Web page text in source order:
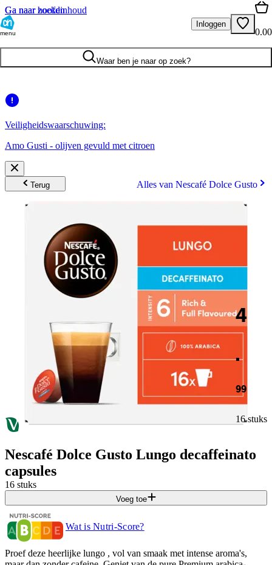
Ga naar hoofdinhoud
Ga naar zoeken
menu
Inloggen
0.00
Waar ben je naar op zoek?
Veiligheidswaarschuwing:
Amo Gusti - olijven gevuld met citroen
Terug Alles van Nescafé Dolce Gusto
4
.
99
16 stuks
Nescafé Dolce Gusto Lungo decaffeinato
capsules
16 stuks
Voeg toe
Wat is Nutri-Score?
Proef deze heerlijke lungo , vol van smaak met intense aroma's,